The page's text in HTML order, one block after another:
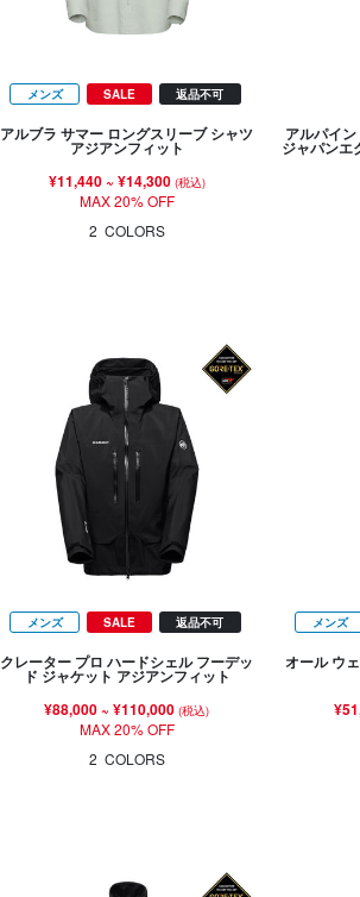
メンズ SALE 返品不可
アルブラ サマー ロングスリーブ シャツ
アジアンフィット
¥11,440~ ¥14,300 (税込)
MAX 20% OFF
2 COLORS
アルパイ
ジャパンエ
メンズ SALE 返品不可
クレーター プロ ハードシェル フーデッ
ド ジャケット アジアンフィット
¥88,000~ ¥110,000(税込)
MAX 20% OFF
2 COLORS
メンズ
オール ウ